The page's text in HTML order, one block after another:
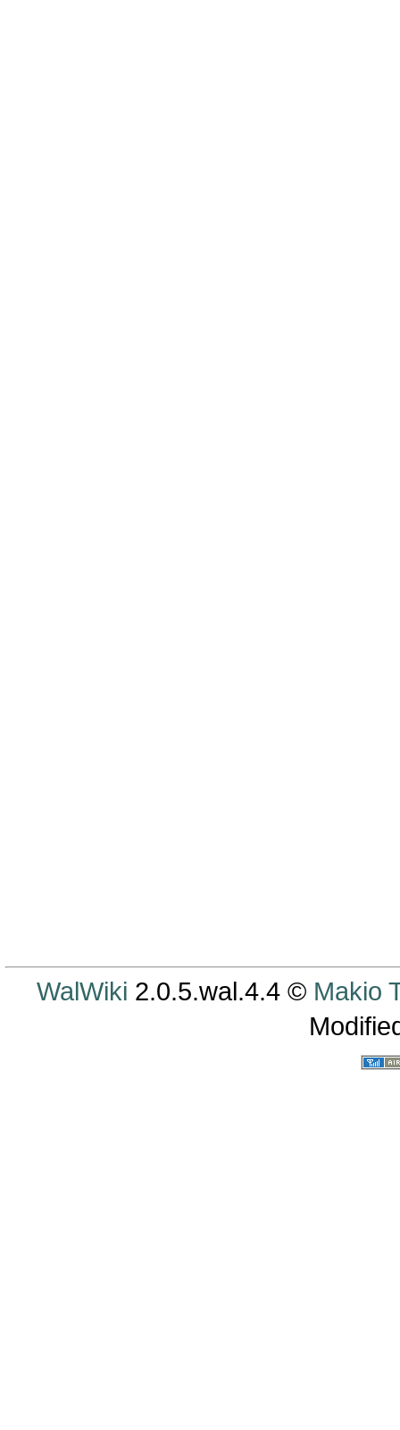
WalWiki 2.0.5.wal.4.4 © Makio